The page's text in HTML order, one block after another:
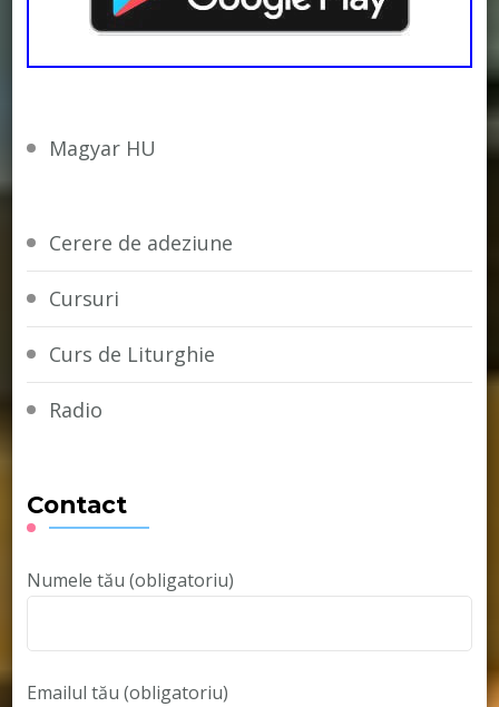
Magyar HU
Cerere de adeziune
Cursuri
Curs de Liturghie
Radio
Contact
Numele tău (obligatoriu)
Emailul tău (obligatoriu)